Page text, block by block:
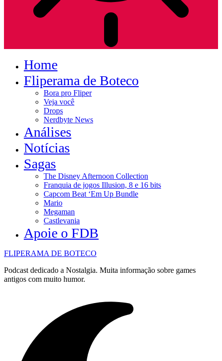
Home
Fliperama de Boteco
Bora pro Fliper
Veja você
Drops
Nerdbyte News
Análises
Notícias
Sagas
The Disney Afternoon Collection
Franquia de jogos Illusion, 8 e 16 bits
Capcom Beat ‘Em Up Bundle
Mario
Megaman
Castlevania
Apoie o FDB
FLIPERAMA DE BOTECO
Podcast dedicado a Nostalgia. Muita informação sobre games
antigos com muito humor.